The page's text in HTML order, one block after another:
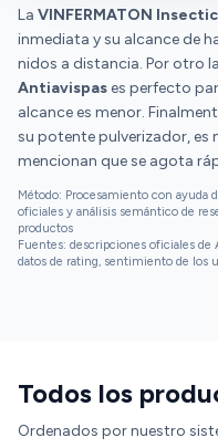
que al día siguiente
como en la foto del
aplicar un insecticida
La VINFERMATON
inmediata y su alcance de
nidos a distancia. Por otro
Antiavispas es perfecto
alcance es menor.
su potente pulverizador, es
mencionan que se agota
Método: Procesamiento con ayuda
oficiales y análisis semántico de
productos
Fuentes: descripciones oficiales de
datos de rating, sentimiento de los
Todos los
Ordenados por nuestro